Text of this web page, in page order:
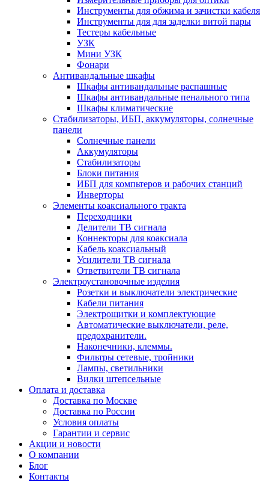
Инструменты для обжима и зачистки кабеля
Инструменты для для заделки витой пары
Тестеры кабельные
УЗК
Мини УЗК
Фонари
Антивандальные шкафы
Шкафы антивандальные распашные
Шкафы антивандальные пенального типа
Шкафы климатические
Стабилизаторы, ИБП, аккумуляторы, солнечные
панели
Солнечные панели
Аккумуляторы
Стабилизаторы
Блоки питания
ИБП для компьтеров и рабочих станций
Инверторы
Элементы коаксиального тракта
Переходники
Делители ТВ сигнала
Коннекторы для коаксиала
Кабель коаксиальный
Усилители ТВ сигнала
Ответвители ТВ сигнала
Электроустановочные изделия
Розетки и выключатели электрические
Кабели питания
Электрощитки и комплектующие
Автоматические выключатели, реле,
предохранители.
Наконечники, клеммы.
Фильтры сетевые, тройники
Лампы, светильники
Вилки штепсельные
Оплата и доставка
Доставка по Москве
Доставка по России
Условия оплаты
Гарантии и сервис
Акции и новости
О компании
Блог
Контакты